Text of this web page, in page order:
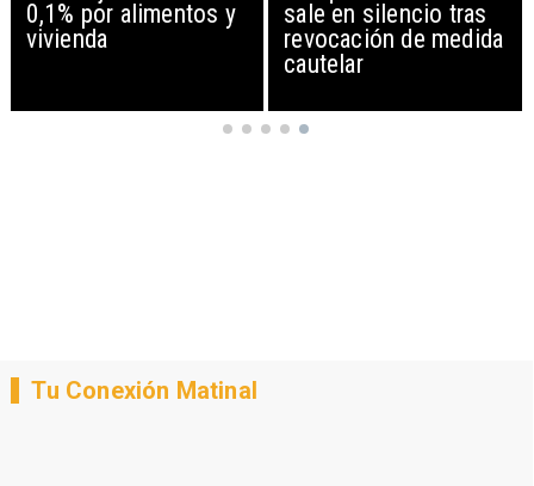
0,1% por alimentos y
vivienda
sale en silencio tras
revocación de medida
cautelar
Tu Conexión Matinal